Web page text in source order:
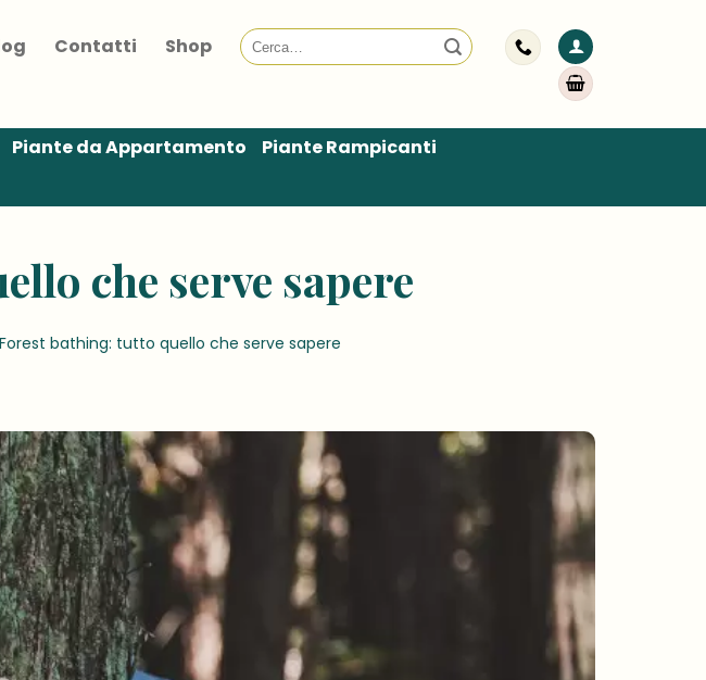
Contatti Shop Cerca:
Piante da Appartamento
Piante Rampicanti
che serve sapere
Forest bathing: tutto quello che serve sapere